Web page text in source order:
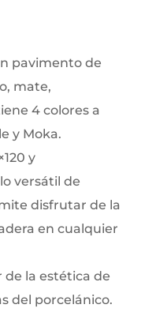
pavimento de
mate,
4 colores a
y Moka.
y
versátil de
disfrutar de la
en cualquier
la estética de
del porcelánico.